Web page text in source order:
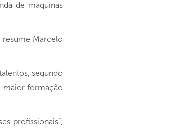
de máquinas
resume Marcelo
segundo
maior formação
profissionais”,